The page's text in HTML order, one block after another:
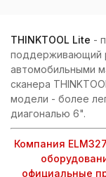
THINKTOOL Lite -
поддерживающий
автомобильными
сканера
модели - более
диагональю 6".
Компания
официальные